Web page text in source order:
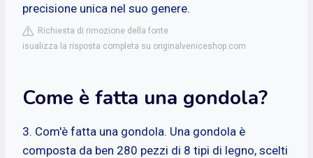
precisione unica nel suo genere.
Richiesta di rimozione della fonte
isualizza la risposta completa su originalveniceshop.com
Come è fatta una gondola?
3. Com'è fatta una gondola. Una gondola è
composta da ben 280 pezzi di 8 tipi di legno, scelti